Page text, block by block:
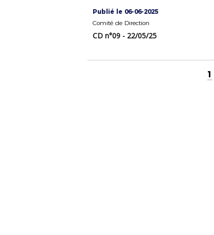
Publié le 06-06-2025
Comité de Direction
CD n°09 - 22/05/25
1